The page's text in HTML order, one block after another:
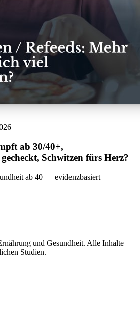
ab 30/40+,
Schwitzen fürs Herz?
ab 40 — evidenzbasiert
und Gesundheit. Alle Inhalte
Studien.